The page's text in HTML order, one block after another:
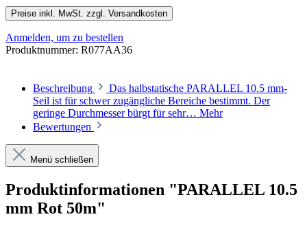
Preise inkl. MwSt. zzgl. Versandkosten
Anmelden, um zu bestellen
Produktnummer: R077AA36
Beschreibung
Das halbstatische PARALLEL 10.5 mm-
Seil ist für schwer zugängliche Bereiche bestimmt. Der
geringe Durchmesser bürgt für sehr… Mehr
Bewertungen
Menü schließen
Produktinformationen "PARALLEL 10.5
mm Rot 50m"